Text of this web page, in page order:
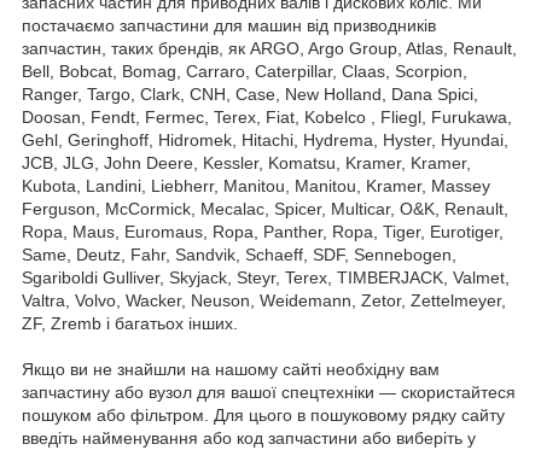
постачаємо запчастини для машин від призводників
запчастин, таких брендів, як ARGO, Argo Group, Atlas, Renault,
Bell, Bobcat, Bomag, Carraro, Caterpillar, Claas, Scorpion,
Ranger, Targo, Clark, CNH, Case, New Holland, Dana Spici,
Doosan, Fendt, Fermec, Terex, Fiat, Kobelco , Fliegl, Furukawa,
Gehl, Geringhoff, Hidromek, Hitachi, Hydrema, Hyster, Hyundai,
JCB, JLG, John Deere, Kessler, Komatsu, Kramer, Kramer,
Kubota, Landini, Liebherr, Manitou, Manitou, Kramer, Massey
Ferguson, McCormick, Mecalac, Spicer, Multicar, O&K, Renault,
Ropa, Maus, Euromaus, Ropa, Panther, Ropa, Tiger, Eurotiger,
Same, Deutz, Fahr, Sandvik, Schaeff, SDF, Sennebogen,
Sgariboldi Gulliver, Skyjack, Steyr, Terex, TIMBERJACK, Valmet,
Valtra, Volvo, Wacker, Neuson, Weidemann, Zetor, Zettelmeyer,
ZF, Zremb і багатьох інших.
Якщо ви не знайшли на нашому сайті необхідну вам
запчастину або вузол для вашої спецтехніки — скористайтеся
пошуком або фільтром. Для цього в пошуковому рядку сайту
введіть найменування або код запчастини або виберіть у